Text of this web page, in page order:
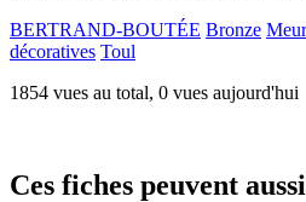
BERTRAND-BOUTÉE Bronze
décoratives Toul
1854 vues au total, 0 vues aujourd'hui
Ces fiches peuvent